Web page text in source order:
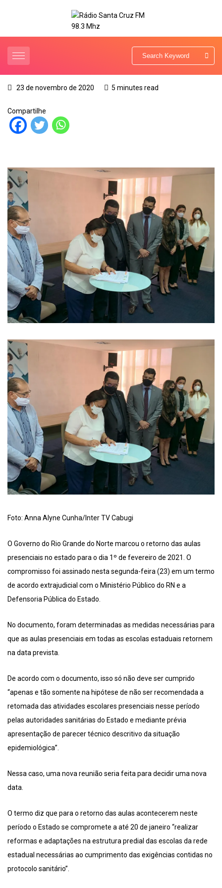
23 de novembro de 2020 5 minutes read
Compartilhe
Foto: Anna Alyne Cunha/Inter TV Cabugi
O Governo do Rio Grande do Norte marcou o retorno das aulas
presenciais no estado para o dia 1º de fevereiro de 2021. O
compromisso foi assinado nesta segunda-feira (23) em um termo
de acordo extrajudicial com o Ministério Público do RN e a
Defensoria Pública do Estado.
No documento, foram determinadas as medidas necessárias para
que as aulas presenciais em todas as escolas estaduais retornem
na data prevista.
De acordo com o documento, isso só não deve ser cumprido
“apenas e tão somente na hipótese de não ser recomendada a
retomada das atividades escolares presenciais nesse período
pelas autoridades sanitárias do Estado e mediante prévia
apresentação de parecer técnico descritivo da situação
epidemiológica”.
Nessa caso, uma nova reunião seria feita para decidir uma nova
data.
O termo diz que para o retorno das aulas acontecerem neste
período o Estado se compromete a até 20 de janeiro “realizar
reformas e adaptações na estrutura predial das escolas da rede
estadual necessárias ao cumprimento das exigências contidas no
protocolo sanitário”.